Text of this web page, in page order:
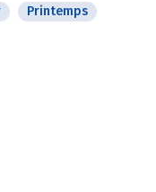
Printemps